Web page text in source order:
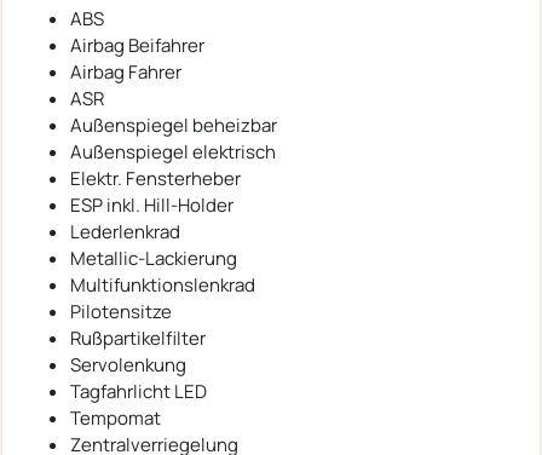
ABS
Airbag Beifahrer
Airbag Fahrer
ASR
Außenspiegel beheizbar
Außenspiegel elektrisch
Elektr. Fensterheber
ESP inkl. Hill-Holder
Lederlenkrad
Metallic-Lackierung
Multifunktionslenkrad
Pilotensitze
Rußpartikelfilter
Servolenkung
Tagfahrlicht LED
Tempomat
Zentralverriegelung